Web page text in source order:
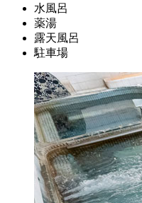
水風呂
薬湯
露天風呂
駐車場